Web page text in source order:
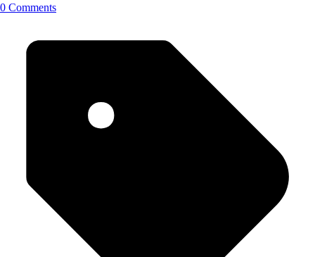
0 Comments